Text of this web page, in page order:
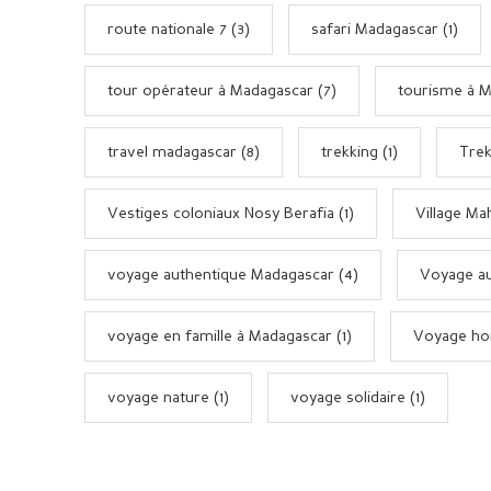
route nationale 7 (3) safari Madagascar (1)
tour opérateur à Madagascar (7) tourisme à
travel madagascar (8) trekking (1)
Vestiges coloniaux Nosy Berafia (1) Village
voyage authentique Madagascar (4) Voyage
voyage en famille à Madagascar (1) Voyage
voyage nature (1) voyage solidaire (1)